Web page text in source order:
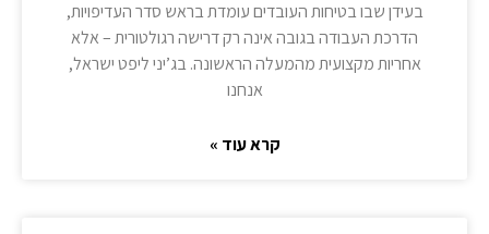
בעידן שבו בטיחות העובדים עומדת בראש סדר העדיפויות,
הדרכת העבודה בגובה אינה רק דרישה רגולטורית – אלא
אחריות מקצועית מהמעלה הראשונה. בג’יני ליפט ישראל,
אנחנו
קרא עוד »